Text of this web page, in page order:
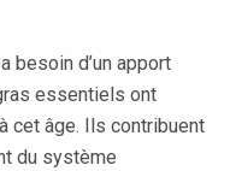
besoin d’un apport
essentiels ont
cet âge. Ils contribuent
du système